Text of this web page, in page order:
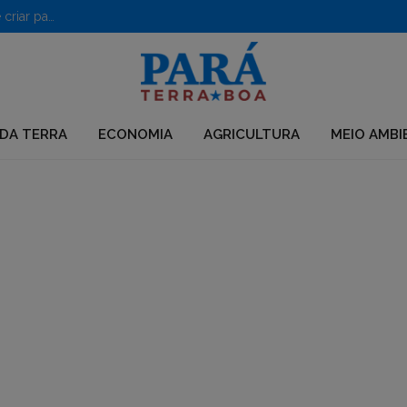
TERRA ECONOMIA AGRICULTURA MEIO